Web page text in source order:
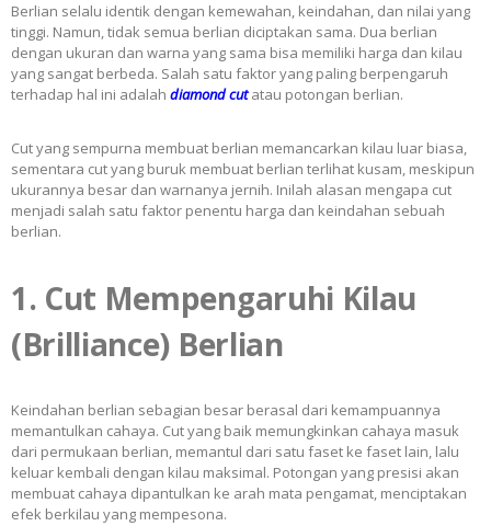
Berlian selalu identik dengan kemewahan, keindahan, dan nilai yang
tinggi. Namun, tidak semua berlian diciptakan sama. Dua berlian
dengan ukuran dan warna yang sama bisa memiliki harga dan kilau
yang sangat berbeda. Salah satu faktor yang paling berpengaruh
terhadap hal ini adalah diamond cutatau potongan berlian.
Cut yang sempurna membuat berlian memancarkan kilau luar biasa,
sementara cut yang buruk membuat berlian terlihat kusam, meskipun
ukurannya besar dan warnanya jernih. Inilah alasan mengapa cut
menjadi salah satu faktor penentu harga dan keindahan sebuah
berlian.
1. Cut Mempengaruhi Kilau
(Brilliance) Berlian
Keindahan berlian sebagian besar berasal dari kemampuannya
memantulkan cahaya. Cut yang baik memungkinkan cahaya masuk
dari permukaan berlian, memantul dari satu faset ke faset lain, lalu
keluar kembali dengan kilau maksimal. Potongan yang presisi akan
membuat cahaya dipantulkan ke arah mata pengamat, menciptakan
efek berkilau yang mempesona.